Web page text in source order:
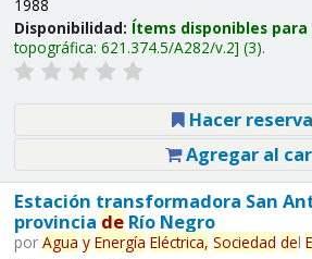
1988
Disponibilidad: Ítems disponibles
topográfica: 621.374.5/A282/v.2 (3).
Hacer reserva
Agregar al
Estación transformadora San
provincia deRío Negro
por Agua y Energía Eléctrica, Sociedad del